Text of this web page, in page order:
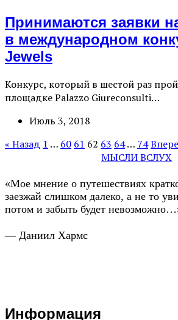
Принимаются заявки
в международном
Jewels
Конкурс, который в шестой раз
площадке Palazzo Giureconsulti…
Июль 3, 2018
« Назад 1 … 60 61 62 63 64… 74
МЫСЛИ ВСЛУХ
«Мое мнение о путешествиях
заезжай слишком далеко, а не то
потом и забыть будет
— Даниил Хармс
Информация